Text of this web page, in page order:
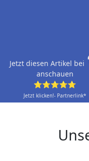
Jetzt diesen Artikel bei
anschauen
⭐⭐⭐⭐⭐
Jetzt klicken!- Partnerlink*